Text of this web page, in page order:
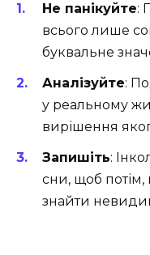
Не панікуйте:
всього лише
буквальне
Аналізуйте:
у реальному
вирішення
Запишіть:
сни, щоб
знайти